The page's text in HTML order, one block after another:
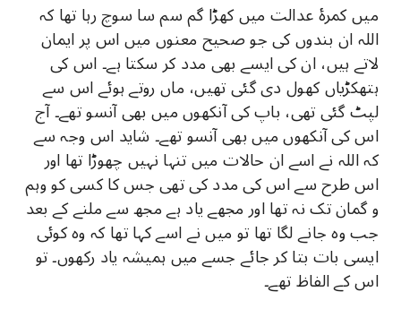
میں کمرۂ عدالت میں کھڑا گم سم سا سوچ رہا تھا کہ
اللہ ان بندوں کی جو صحیح معنوں میں اس پر ایمان
لاتے ہیں، ان کی ایسے بھی مدد کر سکتا ہے۔ اس کی
ہتھکڑیاں کھول دی گئی تھیں، ماں روتے ہوئے اس سے
لپٹ گئی تھی، باپ کی آنکھوں میں بھی آنسو تھے۔ آج
اس کی آنکھوں میں بھی آنسو تھے۔ شاید اس وجہ سے
کہ اللہ نے اسے ان حالات میں تنہا نہیں چھوڑا تھا اور
اس طرح سے اس کی مدد کی تھی جس کا کسی کو وہم
و گمان تک نہ تھا اور مجھے یاد ہے مجھ سے ملنے کے بعد
جب وہ جانے لگا تھا تو میں نے اسے کہا تھا کہ وہ کوئی
ایسی بات بتا کر جائے جسے میں ہمیشہ یاد رکھوں۔ تو
اس کے الفاظ تھے۔